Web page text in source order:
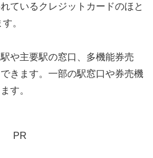
ているクレジットカードのほと
。
や主要駅の窓口、多機能券売
きます。一部の駅窓口や券売機
す。
PR